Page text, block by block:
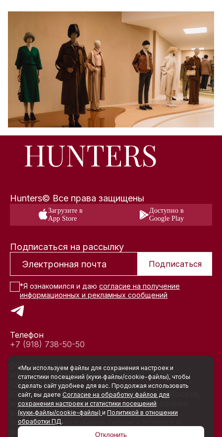
Hunters© Все права защищены
Загрузите в
App Store
Доступно в
Google Play
Подписаться на рассылку
Подписаться
*Я ознакомился и даю согласие на получение
информационных и рекламных сообщений
Телефон
+7 (918) 738-50-50
ООО Хантерс
ИНН 7751189433, КПП 772401001, ОГРН
1207700466918
Юридический адрес: 117105, Россия, г. Москва,
муниципальный округ Нагатино-Садовники
вн.тер.г., ул. Нагатинская, д. 3А, стр. 5
Условия использования сервиса Hunters и
реквизиты
«Мы используем файлы для сохранения настроек и
статистики посещений (куки‑файлы/cookie-файлы), чтобы
сделать сайт удобнее для вас. Продолжая использовать
сайт, вы даете Согласие на обработку файлов для
сохранения настроек и статистики посещений
(куки‑файлы/cookie-файлы) и Политикой в отношении
обработки ПД.
Отклонить